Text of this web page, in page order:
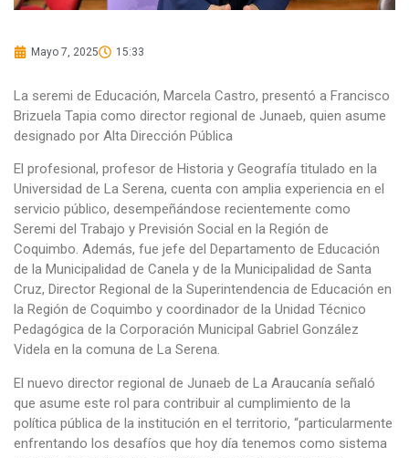
Mayo 7, 2025 15:33
La seremi de Educación, Marcela Castro, presentó a Francisco
Brizuela Tapia como director regional de Junaeb, quien asume
designado por Alta Dirección Pública
El profesional, profesor de Historia y Geografía titulado en la
Universidad de La Serena, cuenta con amplia experiencia en el
servicio público, desempeñándose recientemente como
Seremi del Trabajo y Previsión Social en la Región de
Coquimbo. Además, fue jefe del Departamento de Educación
de la Municipalidad de Canela y de la Municipalidad de Santa
Cruz, Director Regional de la Superintendencia de Educación en
la Región de Coquimbo y coordinador de la Unidad Técnico
Pedagógica de la Corporación Municipal Gabriel González
Videla en la comuna de La Serena.
El nuevo director regional de Junaeb de La Araucanía señaló
que asume este rol para contribuir al cumplimiento de la
política pública de la institución en el territorio, “particularmente
enfrentando los desafíos que hoy día tenemos como sistema